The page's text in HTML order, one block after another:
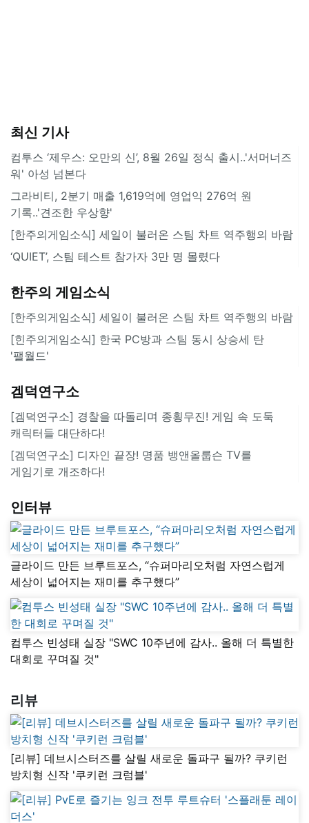
최신 기사
컴투스 ‘제우스: 오만의 신’, 8월 26일 정식 출시..'서머너즈
워' 아성 넘본다
그라비티, 2분기 매출 1,619억에 영업익 276억 원
기록..'견조한 우상향'
[한주의게임소식] 세일이 불러온 스팀 차트 역주행의 바람
‘QUIET’, 스팀 테스트 참가자 3만 명 몰렸다
한주의 게임소식
[한주의게임소식] 세일이 불러온 스팀 차트 역주행의 바람
[힌주의게임소식] 한국 PC방과 스팀 동시 상승세 탄
'팰월드'
겜덕연구소
[겜덕연구소] 경찰을 따돌리며 종횡무진! 게임 속 도둑
캐릭터들 대단하다!
[겜덕연구소] 디자인 끝장! 명품 뱅앤올룹슨 TV를
게임기로 개조하다!
인터뷰
글라이드 만든 브루트포스, “슈퍼마리오처럼 자연스럽게
세상이 넓어지는 재미를 추구했다”
컴투스 빈성태 실장 "SWC 10주년에 감사.. 올해 더 특별한
대회로 꾸며질 것"
리뷰
[리뷰] 데브시스터즈를 살릴 새로운 돌파구 될까? 쿠키런
방치형 신작 '쿠키런 크럼블'